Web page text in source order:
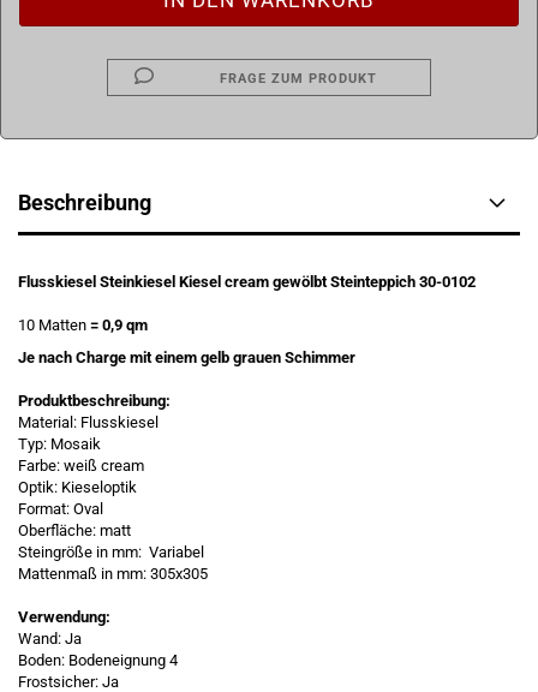
FRAGE ZUM PRODUKT
Beschreibung
Flusskiesel Steinkiesel Kiesel cream gewölbt Steinteppich 30-0102
10 Matten = 0,9 qm
Je nach Charge mit einem gelb grauen Schimmer
Produktbeschreibung:
Material: Flusskiesel
Typ: Mosaik
Farbe: weiß cream
Optik: Kieseloptik
Format: Oval
Oberfläche: matt
Steingröße in mm: Variabel
Mattenmaß in mm: 305x305
Verwendung:
Wand: Ja
Boden: Bodeneignung 4
Frostsicher: Ja